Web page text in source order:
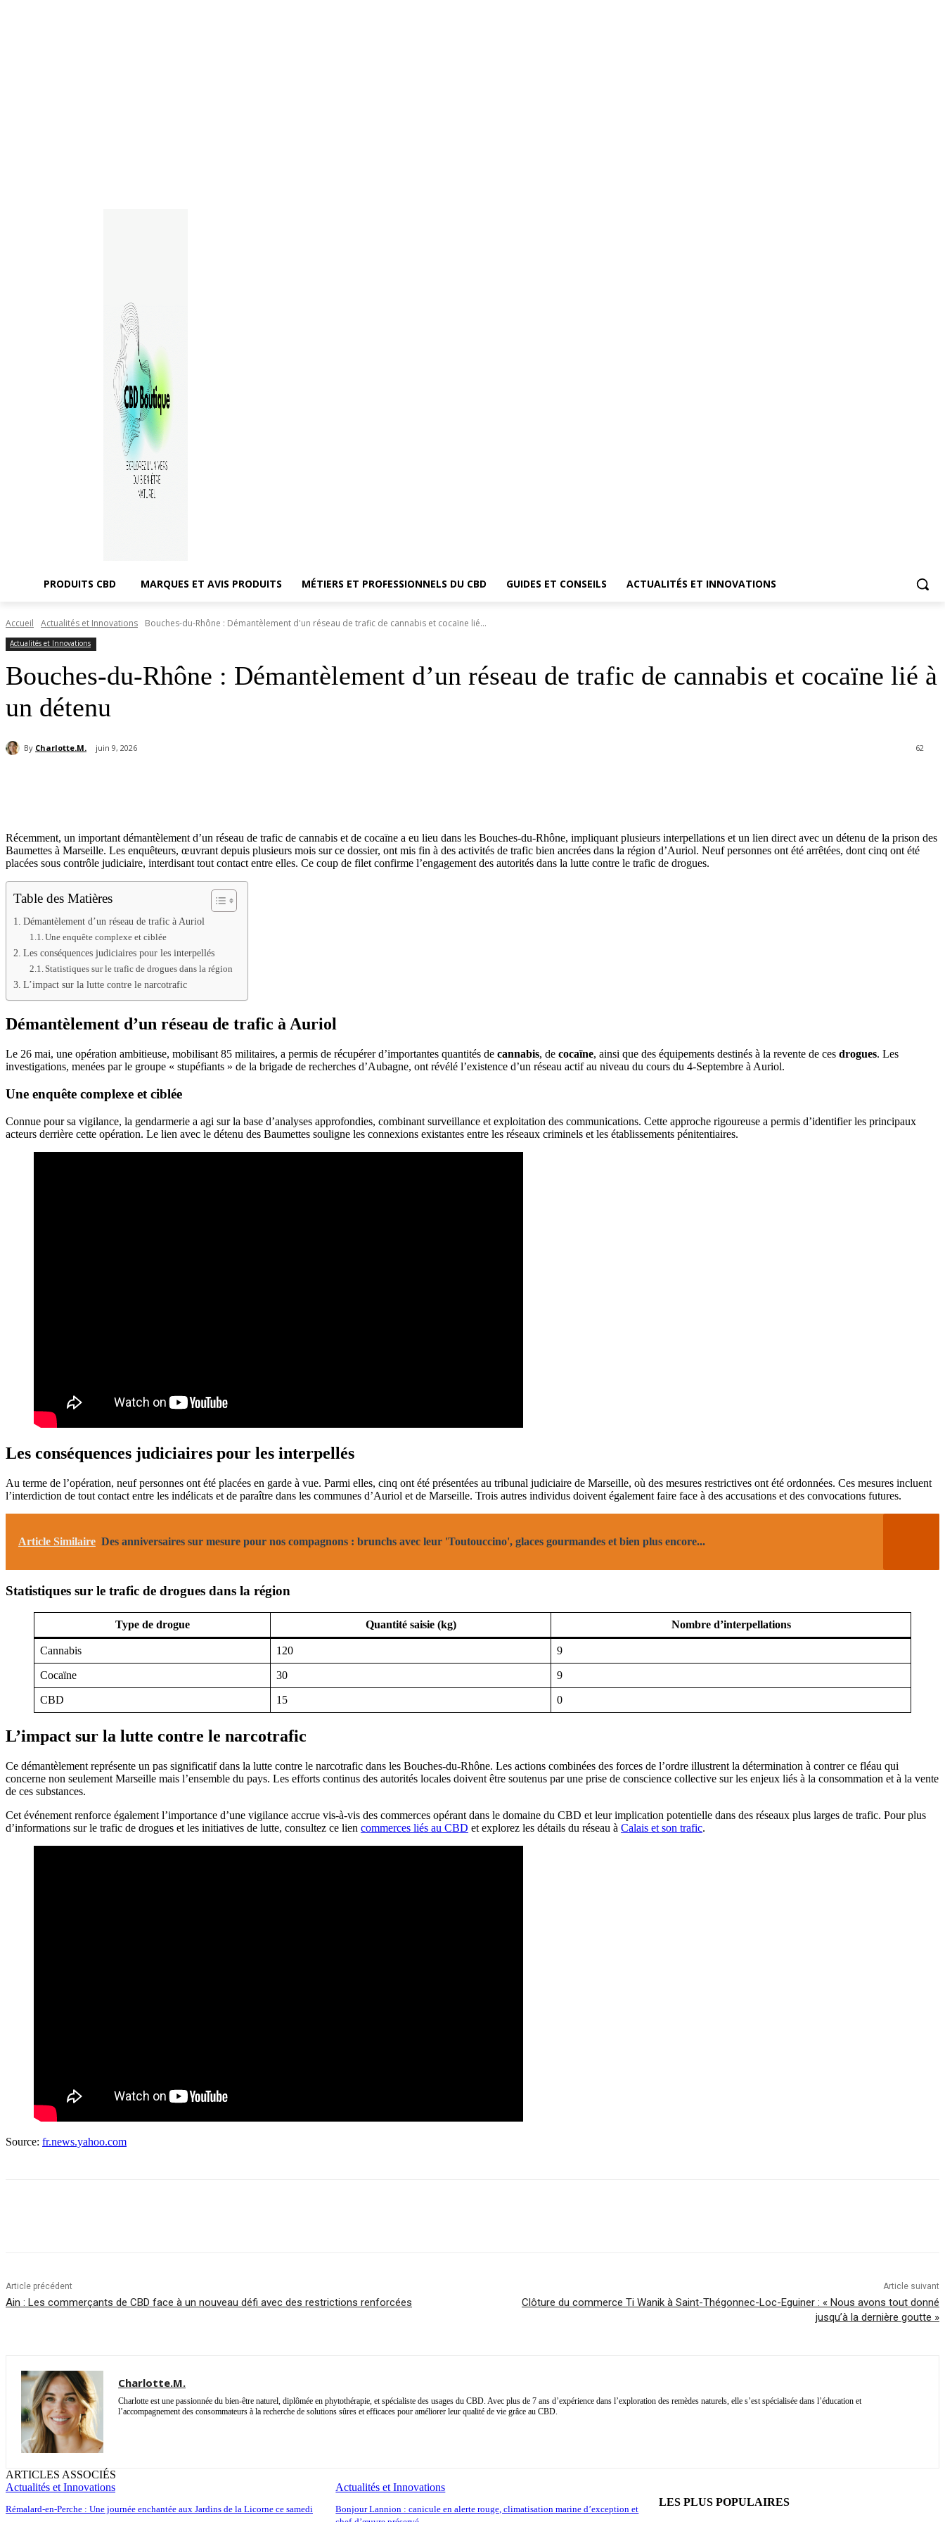
PRODUITS CBD MARQUES ET AVIS PRODUITS MÉTIERS ET PROFESSIONNELS DU CBD GUIDES ET CONSEILS ACTUALITÉS ET INNOVATIONS
Accueil Actualités et Innovations Bouches-du-Rhône : Démantèlement d'un réseau de trafic de cannabis et cocaïne lié...
Actualités et Innovations
Bouches-du-Rhône : Démantèlement d’un réseau de trafic de cannabis et cocaïne lié à
un détenu
By Charlotte.M. juin 9, 2026 62
Récemment, un important démantèlement d’un réseau de trafic de cannabis et de cocaïne a eu lieu dans les Bouches-du-Rhône, impliquant plusieurs interpellations et un lien direct avec un détenu de la prison des
Baumettes à Marseille. Les enquêteurs, œuvrant depuis plusieurs mois sur ce dossier, ont mis fin à des activités de trafic bien ancrées dans la région d’Auriol. Neuf personnes ont été arrêtées, dont cinq ont été
placées sous contrôle judiciaire, interdisant tout contact entre elles. Ce coup de filet confirme l’engagement des autorités dans la lutte contre le trafic de drogues.
Table des Matières
Démantèlement d’un réseau de trafic à Auriol
Une enquête complexe et ciblée
Les conséquences judiciaires pour les interpellés
Statistiques sur le trafic de drogues dans la région
L’impact sur la lutte contre le narcotrafic
Démantèlement d’un réseau de trafic à Auriol
Le 26 mai, une opération ambitieuse, mobilisant 85 militaires, a permis de récupérer d’importantes quantités de cannabis, de cocaïne, ainsi que des équipements destinés à la revente de ces drogues. Les
investigations, menées par le groupe « stupéfiants » de la brigade de recherches d’Aubagne, ont révélé l’existence d’un réseau actif au niveau du cours du 4-Septembre à Auriol.
Une enquête complexe et ciblée
Connue pour sa vigilance, la gendarmerie a agi sur la base d’analyses approfondies, combinant surveillance et exploitation des communications. Cette approche rigoureuse a permis d’identifier les principaux
acteurs derrière cette opération. Le lien avec le détenu des Baumettes souligne les connexions existantes entre les réseaux criminels et les établissements pénitentiaires.
Les conséquences judiciaires pour les interpellés
Au terme de l’opération, neuf personnes ont été placées en garde à vue. Parmi elles, cinq ont été présentées au tribunal judiciaire de Marseille, où des mesures restrictives ont été ordonnées. Ces mesures incluent
l’interdiction de tout contact entre les indélicats et de paraître dans les communes d’Auriol et de Marseille. Trois autres individus doivent également faire face à des accusations et des convocations futures.
Article Similaire Des anniversaires sur mesure pour nos compagnons : brunchs avec leur 'Toutouccino', glaces gourmandes et bien plus encore...
Statistiques sur le trafic de drogues dans la région
Type de drogue Quantité saisie (kg) Nombre d’interpellations
Cannabis 120 9
Cocaïne 30 9
CBD 15 0
L’impact sur la lutte contre le narcotrafic
Ce démantèlement représente un pas significatif dans la lutte contre le narcotrafic dans les Bouches-du-Rhône. Les actions combinées des forces de l’ordre illustrent la détermination à contrer ce fléau qui
concerne non seulement Marseille mais l’ensemble du pays. Les efforts continus des autorités locales doivent être soutenus par une prise de conscience collective sur les enjeux liés à la consommation et à la vente
de ces substances.
Cet événement renforce également l’importance d’une vigilance accrue vis-à-vis des commerces opérant dans le domaine du CBD et leur implication potentielle dans des réseaux plus larges de trafic. Pour plus
d’informations sur le trafic de drogues et les initiatives de lutte, consultez ce lien commerces liés au CBD et explorez les détails du réseau à Calais et son trafic.
Source: fr.news.yahoo.com
Article précédent
Ain : Les commerçants de CBD face à un nouveau défi avec des restrictions renforcées
Article suivant
Clôture du commerce Ti Wanik à Saint-Thégonnec-Loc-Eguiner : « Nous avons tout donné
jusqu’à la dernière goutte »
Charlotte.M.
Charlotte est une passionnée du bien-être naturel, diplômée en phytothérapie, et spécialiste des usages du CBD. Avec plus de 7 ans d’expérience dans l’exploration des remèdes naturels, elle s’est spécialisée dans l’éducation et
l’accompagnement des consommateurs à la recherche de solutions sûres et efficaces pour améliorer leur qualité de vie grâce au CBD.
ARTICLES ASSOCIÉS
Actualités et Innovations
Rémalard-en-Perche : Une journée enchantée aux Jardins de la Licorne ce samedi
Actualités et Innovations
Bonjour Lannion : canicule en alerte rouge, climatisation marine d’exception et
LES PLUS POPULAIRES